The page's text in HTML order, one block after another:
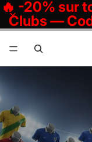
🔥 -20% sur
Clubs —